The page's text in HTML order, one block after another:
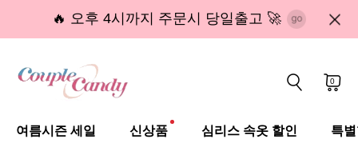
🔥 오후 4시까지 주문시 당일출고 🚀
0
여름시즌 세일 신상품 심리스 속옷 할인 특